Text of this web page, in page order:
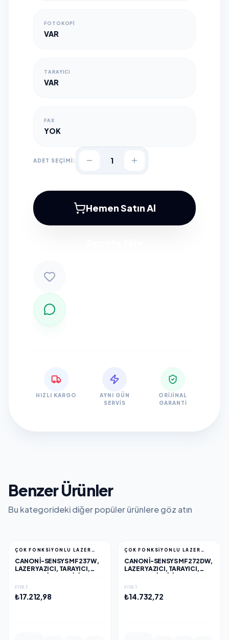
FOTOKOPİ
VAR
TARAYICI
VAR
FAX
YOK
ADET SEÇİMİ: 1
Hemen Satın Al
HIZLI KARGO
AYNI GÜN
SERVIS
ORIJINAL
GARANTI
Benzer Ürünler
Bu kategorideki diğer popüler ürünlere göz atın
ÇOK FONKSİYONLU LAZER
YAZICILAR
CANON I-SENSYS MF237W,
LAZER YAZICI, TARAYICI,
ORIJINAL 2 ADET CRG737
TONERLİ
FIYAT
₺17.212,98
ÇOK FONKSİYONLU LAZER
YAZICILAR
CANON I-SENSYS MF272DW,
LAZER YAZICI, TARAYICI,
DUPLEX, ORİJİNAL TONERLİ
FIYAT
₺14.732,72